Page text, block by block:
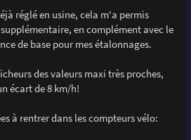
réglé en usine, cela m'a permis
en complément avec le
de base pour mes étalonnages.
des valeurs maxi très proches,
écart de 8 km/h!
à rentrer dans les compteurs vélo: